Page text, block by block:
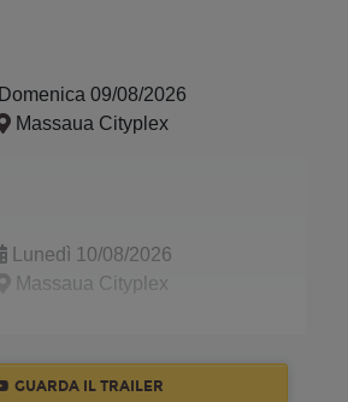
Domenica 09/08/2026
Massaua Cityplex
Lunedì 10/08/2026
Massaua Cityplex
GUARDA IL TRAILER